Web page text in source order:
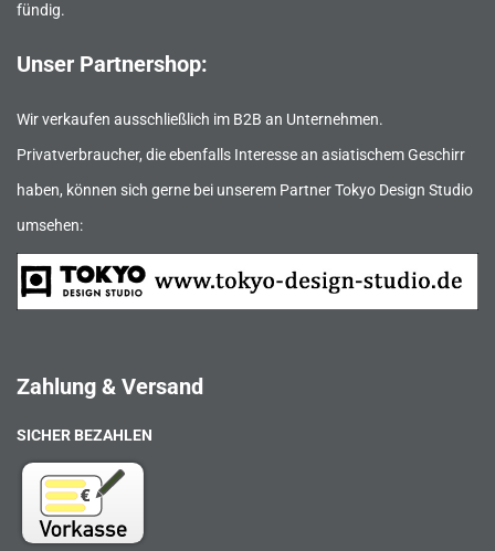
fündig.
Unser Partnershop:
Wir verkaufen ausschließlich im B2B an Unternehmen.
Privatverbraucher, die ebenfalls Interesse an asiatischem Geschirr
haben, können sich gerne bei unserem Partner Tokyo Design Studio
umsehen:
Zahlung & Versand
SICHER BEZAHLEN